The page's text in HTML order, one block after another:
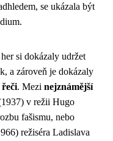
se ukázala být
si dokázaly udržet
a zároveň je dokázaly
řeči. Mezi nejznámější
v režii Hugo
fašismu, nebo
režiséra Ladislava